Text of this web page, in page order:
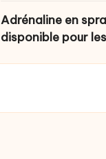
Adrénaline en
disponible pour